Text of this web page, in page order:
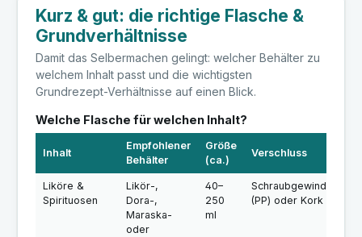
Kurz & gut: die richtige Flasche &
Grundverhältnisse
Damit das Selbermachen gelingt: welcher Behälter zu
welchem Inhalt passt und die wichtigsten
Grundrezept-Verhältnisse auf einen Blick.
Welche Flasche für welchen Inhalt?
Inhalt
Empfohlener
Behälter
Größe
(ca.)
Verschluss
Liköre &
Spirituosen
Likör-,
Dora-,
Maraska-
oder
40–
250
ml
Schraubgewinde
(PP) oder Kork